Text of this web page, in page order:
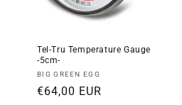
Tel-Tru Temperature Gauge
-5cm-
Anbieter:
BIG GREEN EGG
Normaler
€64,00 EUR